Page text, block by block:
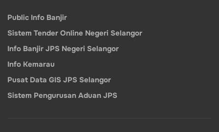
Public Info Banjir
Sistem Tender Online Negeri Selangor
Info Banjir JPS Negeri Selangor
Info Kemarau
Pusat Data GIS JPS Selangor
Sistem Pengurusan Aduan JPS